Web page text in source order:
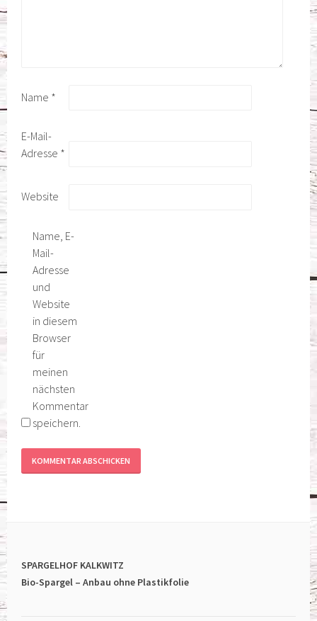
Name *
E-Mail-
Adresse *
Website
Name, E-
Mail-
Adresse
und
Website
in diesem
Browser
für
meinen
nächsten
Kommentar
speichern.
SPARGELHOF KALKWITZ
Bio-Spargel – Anbau ohne Plastikfolie